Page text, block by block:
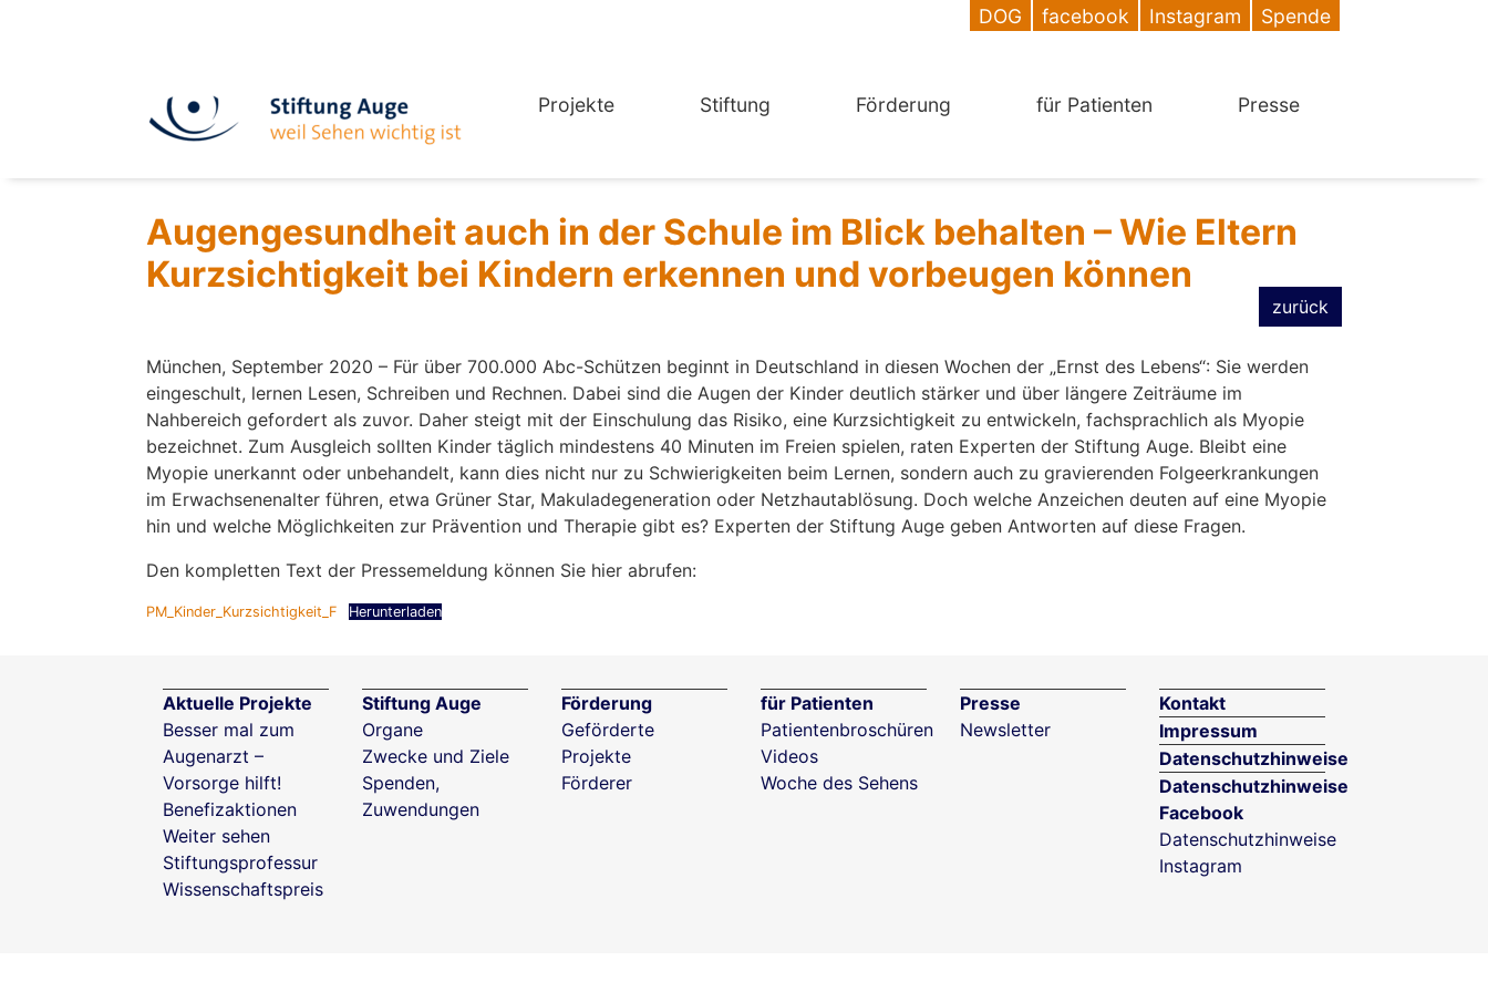
DOG facebook Instagram Spende
Projekte Stiftung Förderung für Patienten Presse
Augengesundheit auch in der Schule im Blick behalten – Wie Eltern
Kurzsichtigkeit bei Kindern erkennen und vorbeugen können
zurück
München, September 2020 – Für über 700.000 Abc-Schützen beginnt in Deutschland in diesen Wochen der „Ernst des Lebens“: Sie werden
eingeschult, lernen Lesen, Schreiben und Rechnen. Dabei sind die Augen der Kinder deutlich stärker und über längere Zeiträume im
Nahbereich gefordert als zuvor. Daher steigt mit der Einschulung das Risiko, eine Kurzsichtigkeit zu entwickeln, fachsprachlich als Myopie
bezeichnet. Zum Ausgleich sollten Kinder täglich mindestens 40 Minuten im Freien spielen, raten Experten der Stiftung Auge. Bleibt eine
Myopie unerkannt oder unbehandelt, kann dies nicht nur zu Schwierigkeiten beim Lernen, sondern auch zu gravierenden Folgeerkrankungen
im Erwachsenenalter führen, etwa Grüner Star, Makuladegeneration oder Netzhautablösung. Doch welche Anzeichen deuten auf eine Myopie
hin und welche Möglichkeiten zur Prävention und Therapie gibt es? Experten der Stiftung Auge geben Antworten auf diese Fragen.
Den kompletten Text der Pressemeldung können Sie hier abrufen:
PM_Kinder_Kurzsichtigkeit_F Herunterladen
Aktuelle Projekte
Besser mal zum
Augenarzt –
Vorsorge hilft!
Benefizaktionen
Weiter sehen
Stiftungsprofessur
Wissenschaftspreis
Stiftung Auge
Organe
Zwecke und Ziele
Spenden,
Zuwendungen
Förderung
Geförderte
Projekte
Förderer
für Patienten
Patientenbroschüren
Videos
Woche des Sehens
Presse
Newsletter
Kontakt
Impressum
Datenschutzhinweise
Datenschutzhinweise
Facebook
Datenschutzhinweise
Instagram